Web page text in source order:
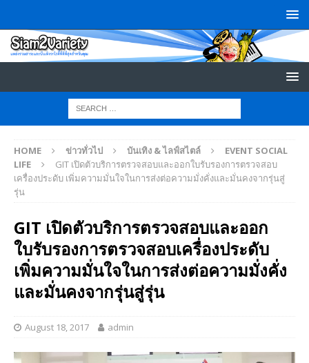
HOME ข่าวทั่วไป บันเทิง & ไลฟ์สไตล์
EVENT SOCIAL
LIFE
GIT เปิดตัวบริการตรวจสอบและออกใบรับรองการตรวจสอบ
เครื่องประดับ เพิ่มความมั่นใจในการส่งต่อความมั่งคั่งและมั่นคงจากรุ่นสู่
รุ่น
GIT เปิดตัวบริการตรวจสอบและออก
ใบรับรองการตรวจสอบเครื่องประดับ
เพิ่มความมั่นใจในการส่งต่อความมั่งคั่ง
และมั่นคงจากรุ่นสู่รุ่น
August 18, 2017 admin